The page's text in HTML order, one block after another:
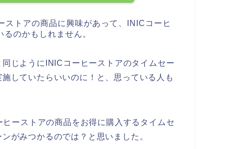
トアの商品に興味があって、INICコーヒ
のかもしれません。
じようにINICコーヒーストアのタイムセー
していたらいいのに！と、思っている人も
ーストアの商品をお得に購入するタイムセ
がみつかるのでは？と思いました。